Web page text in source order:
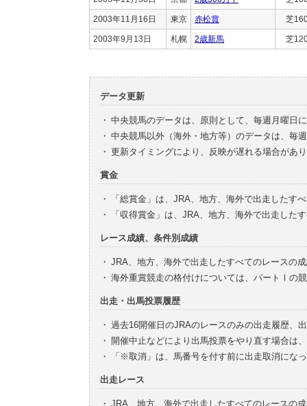
2003年11月16日 東京 赤松賞 芝
2003年9月13日 札幌 2歳新馬 芝
データ更新
・ 中央競馬のデータは、原則として、毎週月曜日
・ 中央競馬以外（海外・地方等）のデータは、毎
・ 更新タイミングにより、反映が遅れる場合があ
賞金
・
「総賞金」は、JRA、地方、海外で出走したす
・
「収得賞金」は、JRA、地方、海外で出走した
レース成績、条件別成績
・ JRA、地方、海外で出走したすべてのレースの
・ 海外重賞競走の格付けについては、パートⅠの
出走・出馬投票履歴
・ 過去16開催日のJRAのレースのみの出走履歴、
・ 開催中止などにより出馬投票をやり直す場合は
・
「※取消」は、馬番号を付す前に出走取消にな
出走レース
・ JRA、地方、海外で出走したすべてのレースの